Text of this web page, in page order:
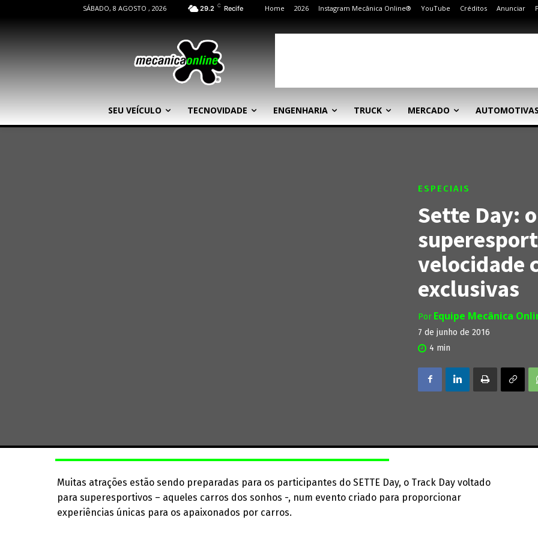
SÁBADO, 8 AGOSTO , 2026 29.2 C Recife Home 2026 Instagram Mecânica Online® YouTube Créditos Anunciar
SEU VEÍCULO TECNOVIDADE ENGENHARIA TRUCK MERCADO
ESPECIAIS
Sette Day:
velocidade
exclusivas
Por Equipe Mecânica
7 de junho de 2016
4 min
Muitas atrações estão sendo preparadas para os participantes do SETTE Day, o Track Day voltado
para superesportivos – aqueles carros dos sonhos -, num evento criado para proporcionar
experiências únicas para os apaixonados por carros.